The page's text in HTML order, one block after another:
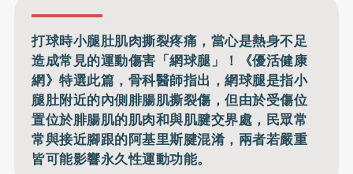
打球時小腿肚肌肉撕裂疼痛，當心是熱身不足
造成常見的運動傷害「網球腿」！《優活健康
網》特選此篇，骨科醫師指出，網球腿是指小
腿肚附近的內側腓腸肌撕裂傷，但由於受傷位
置位於腓腸肌的肌肉和與肌腱交界處，民眾常
常與接近腳跟的阿基里斯腱混淆，兩者若嚴重
皆可能影響永久性運動功能。